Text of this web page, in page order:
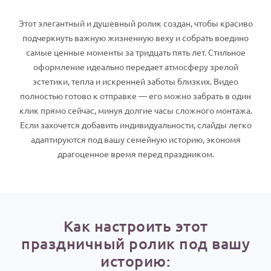
Все родственники
ПЕРСОНАЛЬНЫЕ
Пожелания
По именам
По годам
Этот элегантный и душевный ролик создан, чтобы красиво
подчеркнуть важную жизненную веху и собрать воедино
самые ценные моменты за тридцать пять лет. Стильное
оформление идеально передает атмосферу зрелой
эстетики, тепла и искренней заботы близких. Видео
полностью готово к отправке — его можно забрать в один
клик прямо сейчас, минуя долгие часы сложного монтажа.
Если захочется добавить индивидуальности, слайды легко
адаптируются под вашу семейную историю, экономя
драгоценное время перед праздником.
Как настроить этот
праздничный ролик под вашу
историю: